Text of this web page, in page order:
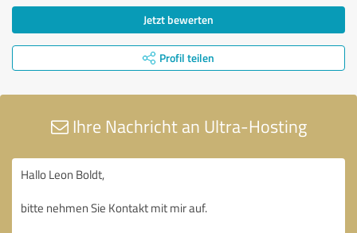
Jetzt bewerten
Profil teilen
Ihre Nachricht an Ultra-Hosting